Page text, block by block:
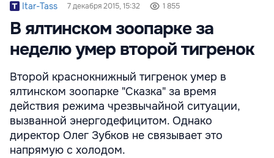
Itar-Tass 7 декабря 2015, 15:32 1 855
В ялтинском зоопарке за
неделю умер второй тигренок
Второй краснокнижный тигренок умер в
ялтинском зоопарке "Сказка" за время
действия режима чрезвычайной ситуации,
вызванной энергодефицитом. Однако
директор Олег Зубков не связывает это
напрямую с холодом.